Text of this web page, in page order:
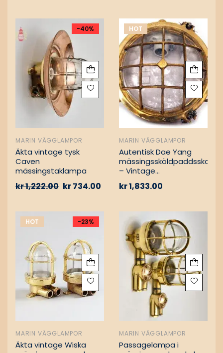
-40%
MARIN VÄGGLAMPOR
Äkta vintage tysk
Caven
mässingstaklampa
kr1,222.00 kr734.00
HOT
MARIN VÄGGLAMPOR
Autentisk Dae Yang
– Vintage
kr1,833.00
HOT -23%
MARIN VÄGGLAMPOR
Äkta vintage Wiska
MARIN VÄGGLAMPOR
Passagelampa i